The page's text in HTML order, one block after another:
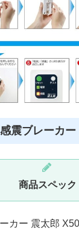
震ブレーカ
商品スペック
カー 震太郎